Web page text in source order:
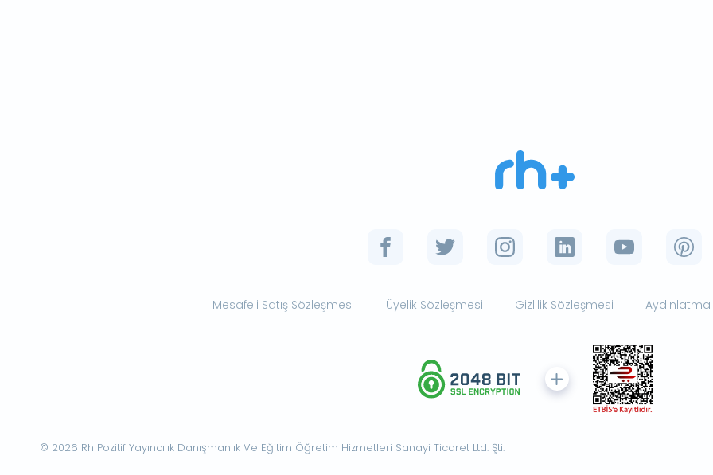
Mesafeli Satış Sözleşmesi Üyelik Sözleşmesi Gizlilik Sözleşmesi
© 2026 Rh Pozitif Yayıncılık Danışmanlık Ve Eğitim Öğretim Hizmetleri Sanayi Ticaret Ltd. Şti.